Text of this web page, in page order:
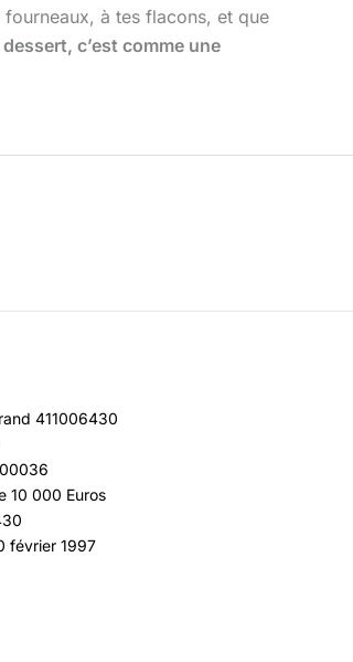
à tes flacons, et que
c’est comme une
411006430
10 000 Euros
février 1997